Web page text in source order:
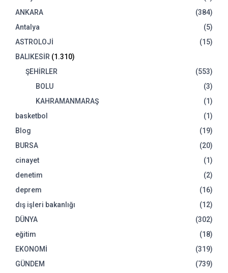
ANKARA
(384)
Antalya
(5)
ASTROLOJİ
(15)
BALIKESİR (1.310)
ŞEHİRLER
(553)
BOLU
(3)
KAHRAMANMARAŞ
(1)
basketbol
(1)
Blog
(19)
BURSA
(20)
cinayet
(1)
denetim
(2)
deprem
(16)
dış işleri bakanlığı
(12)
DÜNYA
(302)
eğitim
(18)
EKONOMİ
(319)
GÜNDEM
(739)